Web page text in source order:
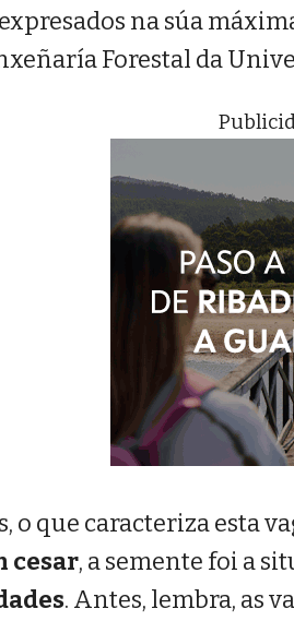
na súa
Forestal da
o que caracteriza esta
cesar, a semente foi a
. Antes, lembra, as